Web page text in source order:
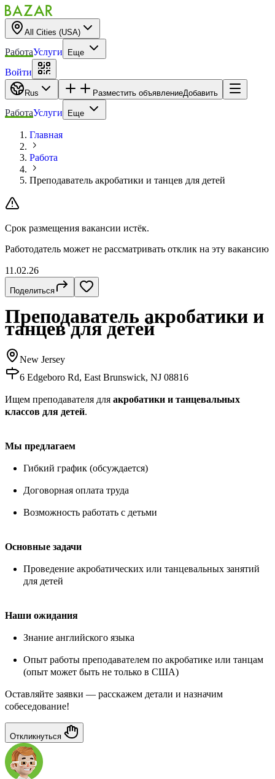
All Cities (USA)
РаботаУслуги Еще
Войти
Rus Разместить объявлениеДобавить
РаботаУслуги Еще
Главная
Работа
Преподаватель акробатики и танцев для детей
Срок размещения вакансии истёк.
Работодатель может не рассматривать отклик на эту вакансию
11.02.26
Поделиться
Преподаватель акробатики и
танцев для детей
New Jersey
6 Edgeboro Rd, East Brunswick, NJ 08816
Ищем преподавателя для акробатики и танцевальных
классов для детей.
Мы предлагаем
Гибкий график (обсуждается)
Договорная оплата труда
Возможность работать с детьми
Основные задачи
Проведение акробатических или танцевальных занятий
для детей
Наши ожидания
Знание английского языка
Опыт работы преподавателем по акробатике или танцам
(опыт может быть не только в США)
Оставляйте заявки — расскажем детали и назначим
собеседование!
Откликнуться